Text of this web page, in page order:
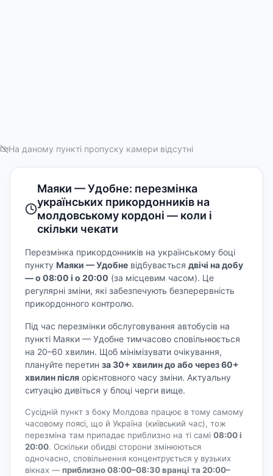
На даному пункті пропуску камери відсутні
Маяки — Удобне: перезмінка
українських прикордонників на
молдовському кордоні — коли і
скільки чекати
Перезмінка прикордонників на українському боці
пункту Маяки — Удобне відбувається двічі на добу
— о 08:00 і о 20:00 (за місцевим часом). Це
регулярні зміни, які забезпечують безперервність
прикордонного контролю.
Під час перезмінки обслуговування автобусів на
пункті Маяки — Удобне тимчасово сповільнюється
на 20–60 хвилин. Щоб мінімізувати очікування,
плануйте перетин за 30+ хвилин до або через 60+
хвилин після орієнтовного часу зміни. Актуальну
ситуацію дивіться у блоці черги вище.
Сусідній пункт з боку Молдова працює в тому самому
часовому поясі, що й Україна (київський час), тож
перезміна там припадає приблизно на ті самі 08:00 і
20:00. Оскільки обидві сторони змінюються
одночасно, сповільнення концентрується у вузьких
вікнах —приблизно 08:00–08:30 вранці та 20:00–